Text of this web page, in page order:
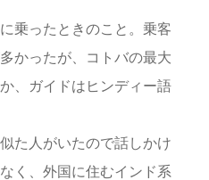
乗ったときのこと。乗客
かったが、コトバの最大
、ガイドはヒンディー語
た人がいたので話しかけ
く、外国に住むインド系